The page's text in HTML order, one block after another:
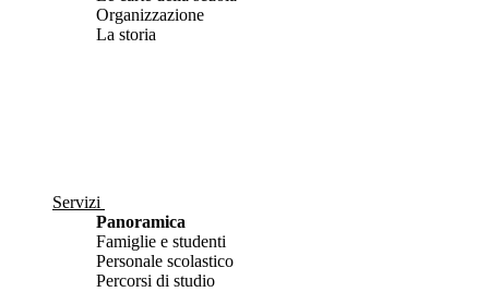
Organizzazione
La storia
Servizi
Panoramica
Famiglie e studenti
Personale scolastico
Percorsi di studio